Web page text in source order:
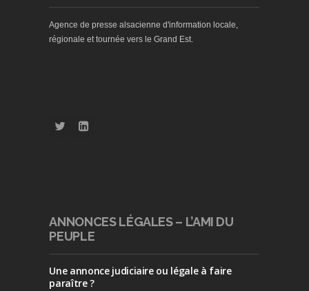
Agence de presse alsacienne d'information locale,
régionale et tournée vers le Grand Est.
ANNONCES LÉGALES – L’AMI DU
PEUPLE
Une annonce judiciaire ou légale à faire
paraître ?